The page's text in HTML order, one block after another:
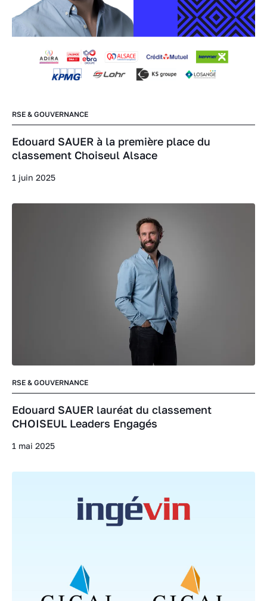
RSE & GOUVERNANCE
Edouard SAUER à la première place du
classement Choiseul Alsace
1 juin 2025
RSE & GOUVERNANCE
Edouard SAUER lauréat du classement
CHOISEUL Leaders Engagés
1 mai 2025